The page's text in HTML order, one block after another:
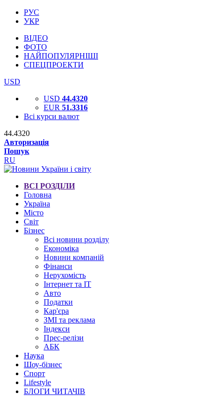
РУС
УКР
ВІДЕО
ФОТО
НАЙПОПУЛЯРНІШІ
СПЕЦПРОЕКТИ
USD
USD 44.4320
EUR 51.3316
Всі курси валют
44.4320
Авторизація
Пошук
RU
ВСІ РОЗДІЛИ
Головна
Україна
Місто
Світ
Бізнес
Всі новини розділу
Економіка
Новини компаній
Фінанси
Нерухомість
Інтернет та IT
Авто
Податки
Кар'єра
ЗМІ та реклама
Індекси
Прес-релізи
АБК
Наука
Шоу-бізнес
Спорт
Lifestyle
БЛОГИ ЧИТАЧІВ